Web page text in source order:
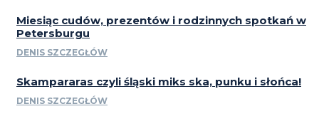
Miesiąc cudów, prezentów i rodzinnych spotkań w
Petersburgu
DENIS SZCZEGŁÓW
Skampararas czyli śląski miks ska, punku i słońca!
DENIS SZCZEGŁÓW